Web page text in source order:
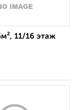
11/16 этаж